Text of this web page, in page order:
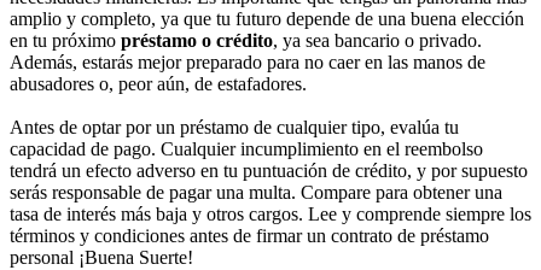
amplio y completo, ya que tu futuro depende de una buena elección
en tu próximo préstamo o crédito, ya sea bancario o privado.
Además, estarás mejor preparado para no caer en las manos de
abusadores o, peor aún, de estafadores.
Antes de optar por un préstamo de cualquier tipo, evalúa tu
capacidad de pago. Cualquier incumplimiento en el reembolso
tendrá un efecto adverso en tu puntuación de crédito, y por supuesto
serás responsable de pagar una multa. Compare para obtener una
tasa de interés más baja y otros cargos. Lee y comprende siempre los
términos y condiciones antes de firmar un contrato de préstamo
personal ¡Buena Suerte!